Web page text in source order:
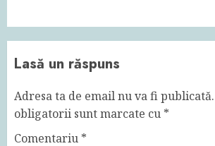
Lasă un răspuns
Adresa ta de email nu va fi publicată.
obligatorii sunt marcate cu *
Comentariu *